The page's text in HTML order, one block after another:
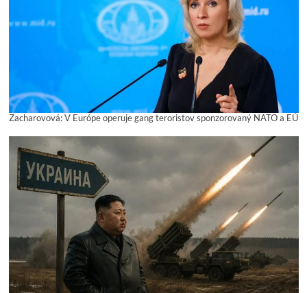
Zacharovová: V Európe operuje gang teroristov sponzorovaný NATO a EÚ